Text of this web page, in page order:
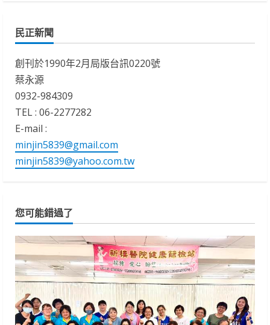
民正新聞
創刊於1990年2月局版台訊0220號
蔡永源
0932-984309
TEL : 06-2277282
E-mail :
minjin5839@gmail.com
minjin5839@yahoo.com.tw
您可能錯過了